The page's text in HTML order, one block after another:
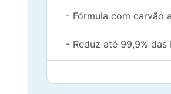
- Fórmula com carvão
- Reduz até 99,9% das